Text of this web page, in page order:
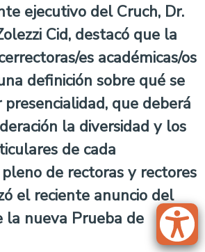
ejecutivo del Cruch, Dr.
Cid, destacó que la
es académicas/os
definición sobre qué se
que deberá
la diversidad y los
de cada
de rectoras y rectores
el reciente anuncio del
la nueva Prueba de